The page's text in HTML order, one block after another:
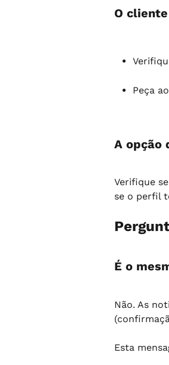
O
Peça
A opção
Verifique
se o perfil
É o
Não. As
Esta